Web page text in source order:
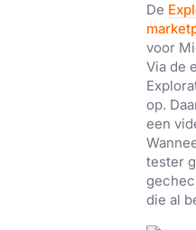
De
voor
Via de
op.
een
tester
die al
Deze